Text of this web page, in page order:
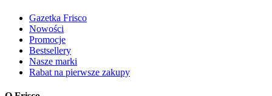
Gazetka Frisco
Nowości
Promocje
Bestsellery
Nasze marki
Rabat na pierwsze zakupy